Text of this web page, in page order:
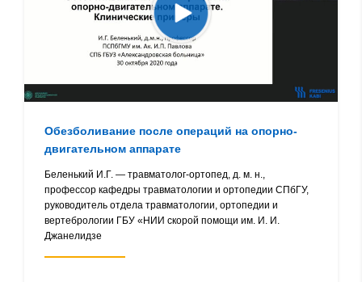
Обезболивание после операций на опорно-
двигательном аппарате
Беленький И.Г. — травматолог-ортопед, д. м. н.,
профессор кафедры травматологии и ортопедии СПбГУ,
руководитель отдела травматологии, ортопедии и
вертебрологии ГБУ «НИИ скорой помощи им. И. И.
Джанелидзе